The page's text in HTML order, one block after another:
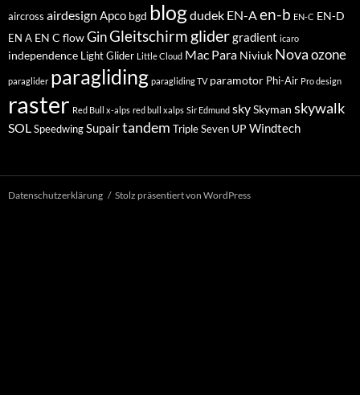
aircross airdesign Apco bgd blogdudek EN-Aen-b EN-C EN-D
EN A EN C flowGinGleitschirm glidergradient icaro
independence Light Glider Little Cloud Mac Para Niviuk Nova ozone
paraglider paragliding paragliding TV paramotor Phi-Air Pro design
raster Red Bull x-alps red bull xalps Sir Edmund skySkyman skywalk
SOLSpeedwingSupairtandem Triple Seven UP Windtech
Datenschutzerklärung Stolz präsentiert von WordPress